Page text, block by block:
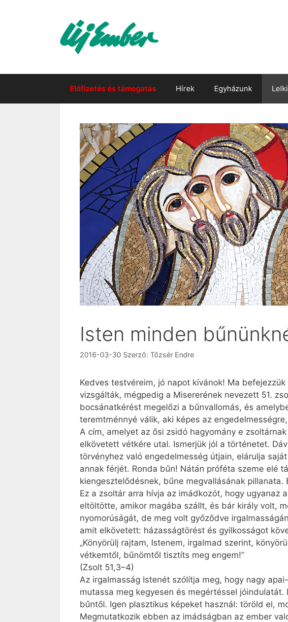
Előfizetés és támogatás Hírek Egyházunk
Isten minden
2016-03-30 Szerző: Tőzsér Endre
Kedves testvéreim, jó napot kívánok! Ma
vizsgálták, mégpedig a Misererének nevezett 51.
bocsánatkérést megelőzi a bűnvallomás, és
teremtménnyé válik, aki képes az
A cím, amelyet az ősi zsidó hagyomány e
elkövetett vétkére utal. Ismerjük jól a történetet.
törvényhez való engedelmesség útjain, elárulja
annak férjét. Ronda bűn! Nátán próféta szeme elé
kiengesztelődésnek, bűne megvallásának
Ez a zsoltár arra hívja az imádkozót, hogy
eltöltötte, amikor magába szállt, és bár király volt,
nyomorúságát, de meg volt győződve
amit elkövetett: házasságtörést és gyilkosságot
„Könyörülj rajtam, Istenem,­ irgalmad szerint,
vétkemtől, bű­nöm­től tisztíts meg engem!”
(Zsolt 51,3–4)
Az irgalmasság Istenét szólítja meg, hogy nagy
mutassa meg kegyesen és megértéssel
bűntől. Igen plasztikus képeket használ: töröld el,
Megmutatkozik ebben az imádságban az ember